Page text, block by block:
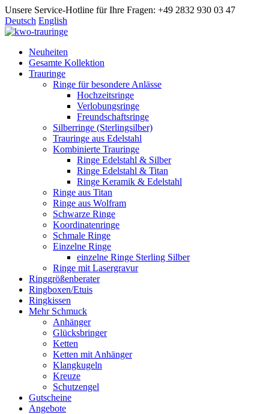
Unsere Service-Hotline für Ihre Fragen: +49 2832 930 03 47
Deutsch English
Neuheiten
Gesamte Kollektion
Trauringe
Ringe für besondere Anlässe
Hochzeitsringe
Verlobungsringe
Freundschaftsringe
Silberringe (Sterlingsilber)
Trauringe aus Edelstahl
Kombinierte Trauringe
Ringe Edelstahl & Silber
Ringe Edelstahl & Titan
Ringe Keramik & Edelstahl
Ringe aus Titan
Ringe aus Wolfram
Schwarze Ringe
Koordinatenringe
Schmale Ringe
Einzelne Ringe
einzelne Ringe Sterling Silber
Ringe mit Lasergravur
Ringgrößenberater
Ringboxen/Etuis
Ringkissen
Mehr Schmuck
Anhänger
Glücksbringer
Ketten
Ketten mit Anhänger
Klangkugeln
Kreuze
Schutzengel
Gutscheine
Angebote